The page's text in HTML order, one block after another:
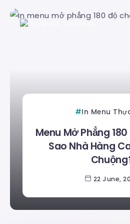
In Menu
Menu Mở Phẳng
Sao Nhà Hàng
22 June,